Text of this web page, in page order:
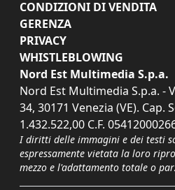
CONDIZIONI DI VENDITA
GERENZA
PRIVACY
WHISTLEBLOWING
Nord Est Multimedia S.p.a.
Nord Est Multimedia S.p.a. -
34, 30171 Venezia (VE). Cap.
1.432.522,00 C.F.
I diritti delle immagini e dei testi
espressamente vietata la loro
mezzo e l'adattamento totale o